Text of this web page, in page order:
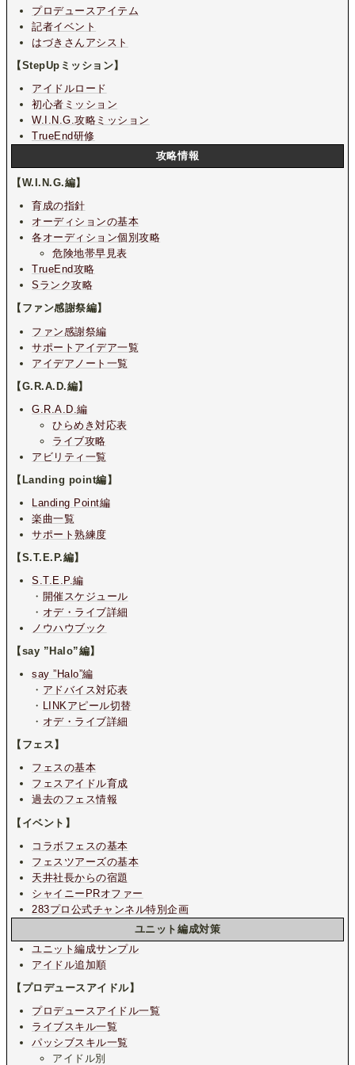
プロデュースアイテム
記者イベント
はづきさんアシスト
【StepUpミッション】
アイドルロード
初心者ミッション
W.I.N.G.攻略ミッション
TrueEnd研修
攻略情報
【W.I.N.G.編】
育成の指針
オーディションの基本
各オーディション個別攻略
危険地帯早見表
TrueEnd攻略
Sランク攻略
【ファン感謝祭編】
ファン感謝祭編
サポートアイデア一覧
アイデアノート一覧
【G.R.A.D.編】
G.R.A.D.編
ひらめき対応表
ライブ攻略
アビリティ一覧
【Landing point編】
Landing Point編
楽曲一覧
サポート熟練度
【S.T.E.P.編】
S.T.E.P.編
・ 開催スケジュール
・ オデ・ライブ詳細
ノウハウブック
【say ”Halo”編】
say ”Halo”編
・ アドバイス対応表
・ LINKアピール切替
・ オデ・ライブ詳細
【フェス】
フェスの基本
フェスアイドル育成
過去のフェス情報
【イベント】
コラボフェスの基本
フェスツアーズの基本
天井社長からの宿題
シャイニーPRオファー
283プロ公式チャンネル特別企画
ユニット編成対策
ユニット編成サンプル
アイドル追加順
【プロデュースアイドル】
プロデュースアイドル一覧
ライブスキル一覧
パッシブスキル一覧
アイドル別